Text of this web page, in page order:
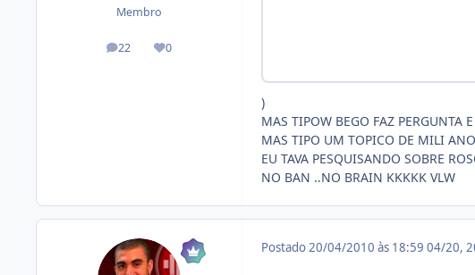
Membro
22
posts 0
Reputação
)
MAS TIPOW BEGO FAZ PERGUNTA
MAS TIPO UM TOPICO DE MILI
EU TAVA PESQUISANDO SOBRE
NO BAN ..NO BRAIN KKKKK VLW
Postado20/04/2010 às 18:59 04/20,